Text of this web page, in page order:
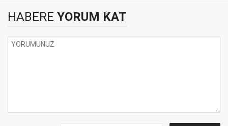
HABERE YORUM KAT